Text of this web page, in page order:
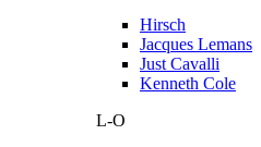
Hirsch
Jacques Lemans
Just Cavalli
Kenneth Cole
L-O